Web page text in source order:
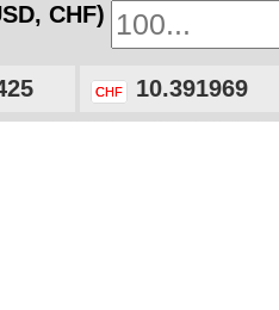
CHF)
CHF 10.391969